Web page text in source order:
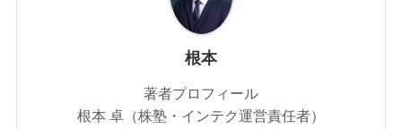
根本
著者プロフィール
根本 卓（株塾・インテク運営責任者）